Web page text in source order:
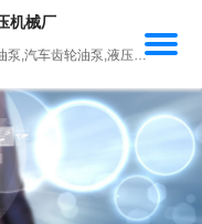
机械厂
主营产品：齿轮油泵,汽车齿轮油泵,液压齿轮油泵,双联齿轮油泵,三联齿轮油泵